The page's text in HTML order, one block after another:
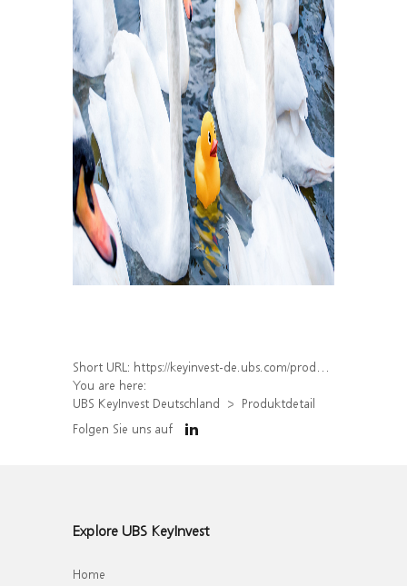
Short URL: https://keyinvest-de.ubs.com/produkt/detail/index/isin/DE000WA36AV9
You are here:
UBS KeyInvest Deutschland
Produktdetail
Folgen Sie uns auf
Explore UBS KeyInvest
Home